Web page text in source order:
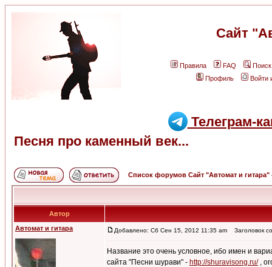
Сайт
Правила FAQ
Поиск
Профиль
Войти
Телеграм-
Песня про каменный век...
Список форумов Сайт "Автомат и гитара"
Автор
Автомат и гитара
Добавлено: Сб Сен 15, 2012 11:35 am Заголовок
Название это очень условное, ибо имен и
сайта "Песни шурави" - http://shuravisong.ru/,